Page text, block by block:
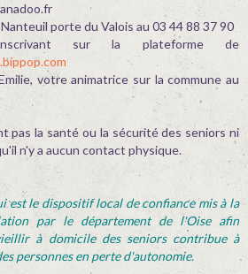
porte du Valois au 03 44 88 37 90
sur la plateforme de
votre animatrice sur la commune au
pas la santé ou la sécurité des seniors ni
n'y a aucun contact physique.
est le dispositif local de confiance mis à la
par le département de l'Oise afin
à domicile des seniors contribue à
personnes en perte d'autonomie.